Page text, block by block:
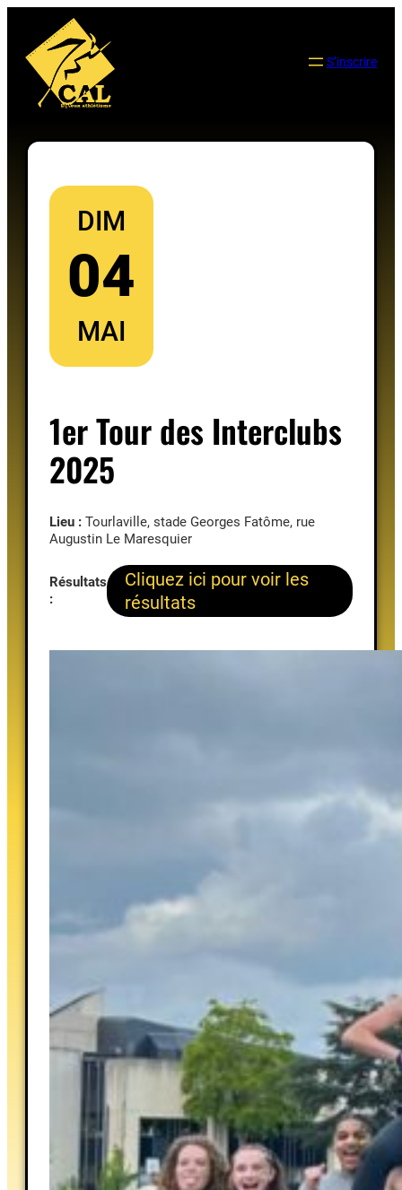
contenu
S’inscrire
DIM
04
MAI
1er Tour des Interclubs
2025
Lieu : Tourlaville, stade Georges Fatôme, rue
Augustin Le Maresquier
Résultats
:
Cliquez ici pour voir les
résultats